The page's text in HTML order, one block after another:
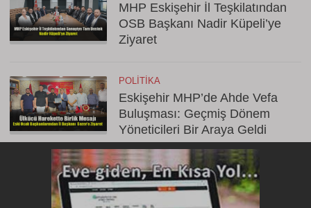
MHP Eskişehir İl Teşkilatından
OSB Başkanı Nadir Küpeli’ye
Ziyaret
POLITIKA
Eskişehir MHP’de Ahde Vefa
Buluşması: Geçmiş Dönem
Yöneticileri Bir Araya Geldi